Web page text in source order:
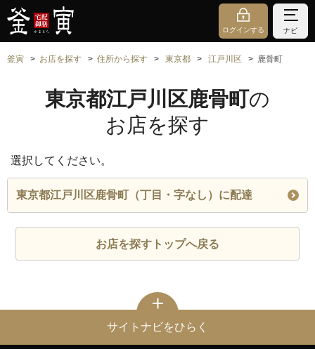
ログインする ナビ
釜寅 お店を探す 住所から探す 東京都 江戸川区 鹿骨町
東京都江戸川区鹿骨町の
お店を探す
選択してください。
東京都江戸川区鹿骨町（丁目・字なし）に配達
お店を探すトップへ戻る
サイトナビをひらく